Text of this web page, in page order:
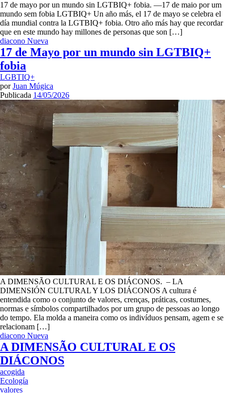
17 de mayo por un mundo sin LGTBIQ+ fobia. —17 de maio por um
mundo sem fobia LGTBIQ+ Un año más, el 17 de mayo se celebra el
día mundial contra la LGTBIQ+ fobia. Otro año más hay que recordar
que en este mundo hay millones de personas que son […]
diacono Nueva
17 de Mayo por un mundo sin LGTBIQ+
fobia
LGBTIQ+
porJuan Múgica
Publicada 14/05/2026
A DIMENSÃO CULTURAL E OS DIÁCONOS. – LA
DIMENSIÓN CULTURAL Y LOS DIÁCONOS A cultura é
entendida como o conjunto de valores, crenças, práticas, costumes,
normas e símbolos compartilhados por um grupo de pessoas ao longo
do tempo. Ela molda a maneira como os indivíduos pensam, agem e se
relacionam […]
diacono Nueva
A DIMENSÃO CULTURAL E OS
DIÁCONOS
acogida
Ecología
valores